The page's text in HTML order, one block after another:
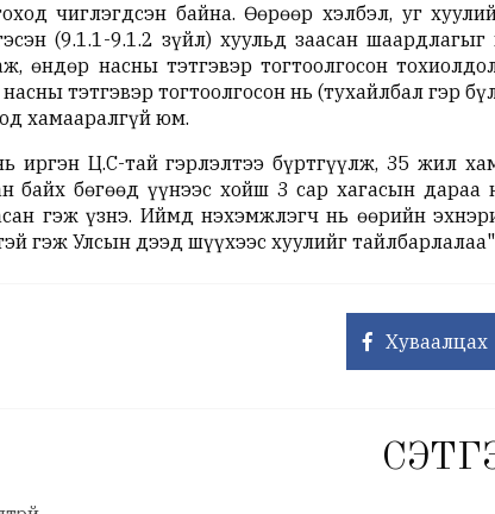
чиглэгдсэн байна. Өөрөөр хэлбэл, уг
(9.1.1-9.1.2 зүйл) хуульд заасан
өндөр насны тэтгэвэр тогтоолгосон
тэтгэвэр тогтоолгосон нь (тухайлбал гэр
хамааралгүй юм.
иргэн Ц.С-тай гэрлэлтээ бүртгүүлж, 35 жил
байх бөгөөд үүнээс хойш 3 сар хагасын
гэж үзнэ. Иймд нэхэмжлэгч нь өөрийн
гэж Улсын дээд шүүхээс хуулийг
Хуваалцах